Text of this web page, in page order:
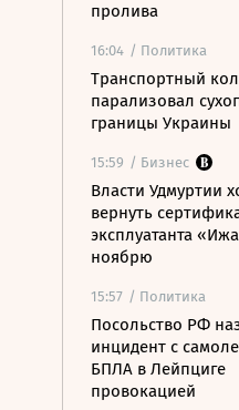
пролива
16:04 / Политика
Транспортный
парализовал
границы Украины
15:59 / Бизнес
Власти Удмуртии
вернуть
эксплуатанта
ноябрю
15:57 / Политика
Посольство РФ
инцидент с
БПЛА в Лейпциге
провокацией